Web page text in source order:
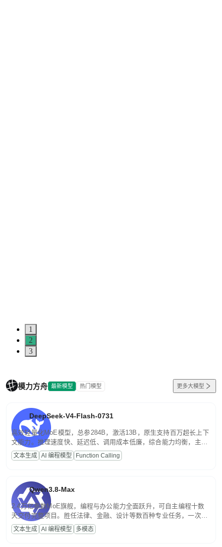
1
2
3
模力方舟 最新模型 热门模型 更多大模型
DeepSeek-V4-Flash-0731
高效轻量化MoE模型，总参284B，激活13B，原生支持百万超长上下
文能力。推理速度快、延迟低、调用成本低廉，综合能力均衡，主打
高并发、轻量化任务，适合日常对话、内容创作、基础 RAG、批量
文案处理等普惠刚需场景。
文本生成 AI 编程模型 Function Calling
Qwen3.8-Max
2.4万亿参数MoE旗舰，编程与办公能力全面跃升，可自主编程十数
天交付完整项目。胜任法律、金融、设计等数百种专业任务，一次对
话端到端交付生产级成果。原生视觉理解贯穿规划、执行与验证全流
程，支持超长文档与长视频的深度语义解析。长程任务中自主规划与
文本生成 AI 编程模型 多模态